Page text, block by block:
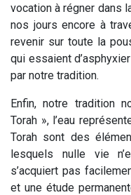
vocation à régner dans
nos jours encore à
revenir sur toute la
qui essaient
par notre tradition.
Enfin, notre tradition
Torah », l’eau
Torah sont des
lesquels nulle vie
s’acquiert pas
et une étude